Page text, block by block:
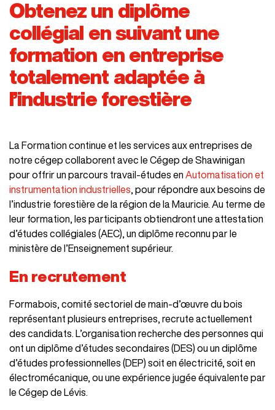
Obtenez un diplôme
collégial en suivant une
formation en entreprise
totalement adaptée à
l’industrie forestière
La Formation continue et les services aux entreprises de
notre cégep collaborent avec le Cégep de Shawinigan
pour offrir un parcours travail-études en Automatisation et
instrumentation industrielles, pour répondre aux besoins de
l’industrie forestière de la région de la Mauricie. Au terme de
leur formation, les participants obtiendront une attestation
d’études collégiales (AEC), un diplôme reconnu par le
ministère de l’Enseignement supérieur.
En recrutement
Formabois, comité sectoriel de main-d’œuvre du bois
représentant plusieurs entreprises, recrute actuellement
des candidats. L’organisation recherche des personnes qui
ont un diplôme d’études secondaires (DES) ou un diplôme
d’études professionnelles (DEP) soit en électricité, soit en
électromécanique, ou une expérience jugée équivalente par
le Cégep de Lévis.